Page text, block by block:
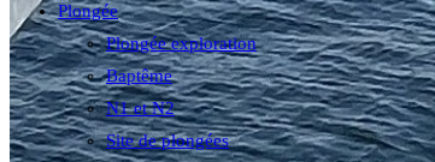
Plongée
Plongée exploration
Baptême
N1 et N2
Site de plongées